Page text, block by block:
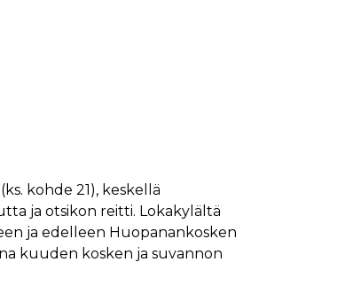
kohde 21), keskellä
ja otsikon reitti. Lokakylältä
ja edelleen Huopanankosken
kuuden kosken ja suvannon